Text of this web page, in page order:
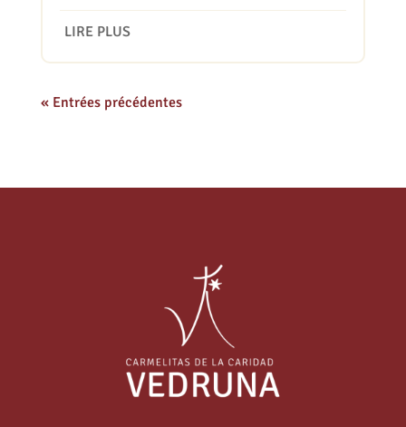
LIRE PLUS
« Entrées précédentes